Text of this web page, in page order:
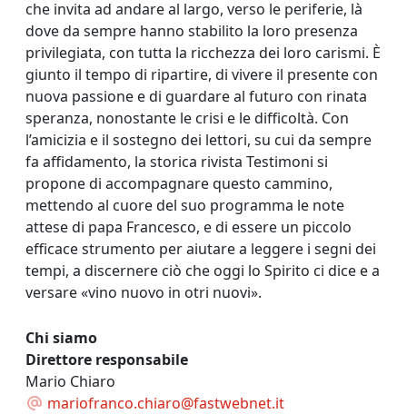
che invita ad andare al largo, verso le periferie, là
dove da sempre hanno stabilito la loro presenza
privilegiata, con tutta la ricchezza dei loro carismi. È
giunto il tempo di ripartire, di vivere il presente con
nuova passione e di guardare al futuro con rinata
speranza, nonostante le crisi e le difficoltà. Con
l’amicizia e il sostegno dei lettori, su cui da sempre
fa affidamento, la storica rivista Testimoni si
propone di accompagnare questo cammino,
mettendo al cuore del suo programma le note
attese di papa Francesco, e di essere un piccolo
efficace strumento per aiutare a leggere i segni dei
tempi, a discernere ciò che oggi lo Spirito ci dice e a
versare «vino nuovo in otri nuovi».
Chi siamo
Direttore responsabile
Mario Chiaro
mariofranco.chiaro@fastwebnet.it